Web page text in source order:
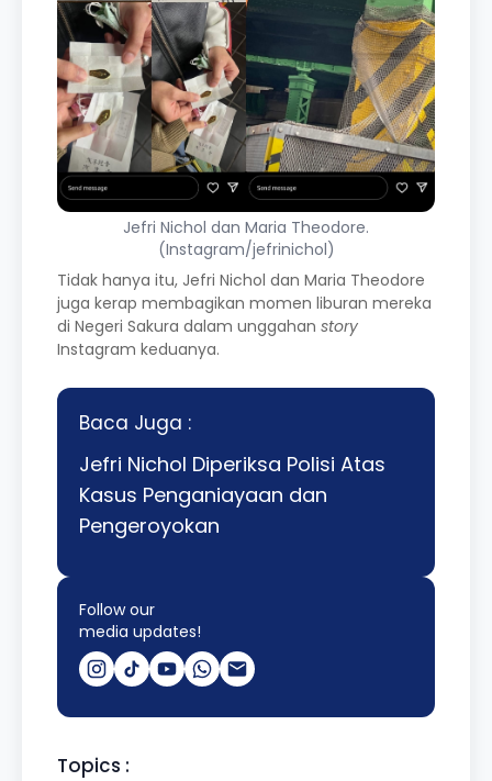
Jefri Nichol dan Maria Theodore.
(Instagram/jefrinichol)
Tidak hanya itu, Jefri Nichol dan Maria Theodore
juga kerap membagikan momen liburan mereka
di Negeri Sakura dalam unggahan story
Instagram keduanya.
Baca Juga :
Jefri Nichol Diperiksa Polisi Atas
Kasus Penganiayaan dan
Pengeroyokan
Follow our
media updates!
Topics :